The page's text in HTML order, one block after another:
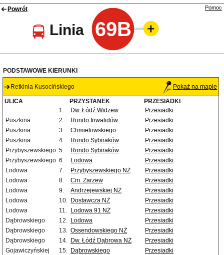
Powrót
Linia 69B
Pomoc
PODSTAWOWE KIERUNKI
Retkinia Kusocińskiego Pokaż na mapie
ULICA PRZYSTANEK
PRZESIADKI
1.
Dw. Łódź Widzew
Przesiadki
Puszkina
2. Rondo Inwalidów
Przesiadki
Puszkina
3. Chmielowskiego
Przesiadki
Puszkina
4. Rondo Sybiraków
Przesiadki
Przybyszewskiego 5. Rondo Sybiraków
Przesiadki
Przybyszewskiego 6. Lodowa
Przesiadki
Lodowa
7. Przybyszewskiego NŻ
Przesiadki
Lodowa
8. Cm. Zarzew
Przesiadki
Lodowa
9. Andrzejewskiej NŻ
Przesiadki
Lodowa
10. Dostawcza NŻ
Przesiadki
Lodowa
11. Lodowa 91 NŻ
Przesiadki
Dąbrowskiego
12. Lodowa
Przesiadki
Dąbrowskiego
13. Ossendowskiego NŻ
Przesiadki
Dąbrowskiego
14. Dw. Łódź Dąbrowa NŻ
Przesiadki
Gojawiczyńskiej
15. Dąbrowskiego
Przesiadki